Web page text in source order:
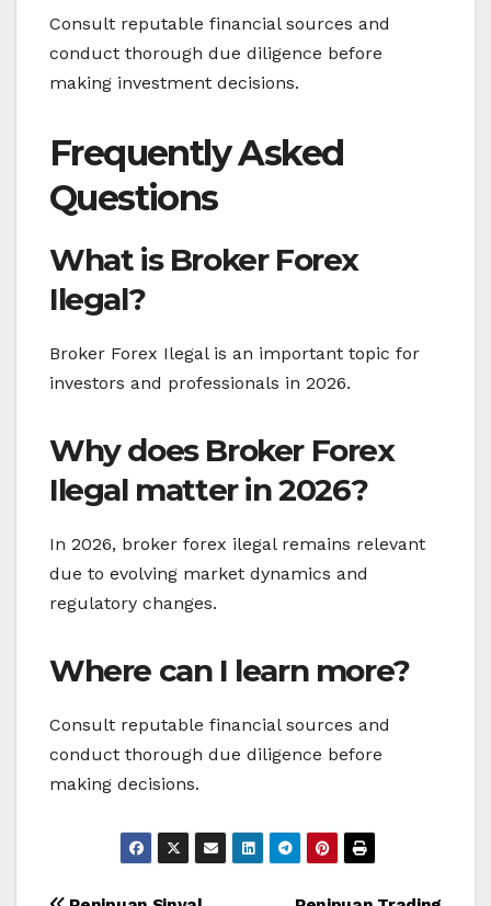
Consult reputable financial sources and
conduct thorough due diligence before
making investment decisions.
Frequently Asked
Questions
What is Broker Forex
Ilegal?
Broker Forex Ilegal is an important topic for
investors and professionals in 2026.
Why does Broker Forex
Ilegal matter in 2026?
In 2026, broker forex ilegal remains relevant
due to evolving market dynamics and
regulatory changes.
Where can I learn more?
Consult reputable financial sources and
conduct thorough due diligence before
making decisions.